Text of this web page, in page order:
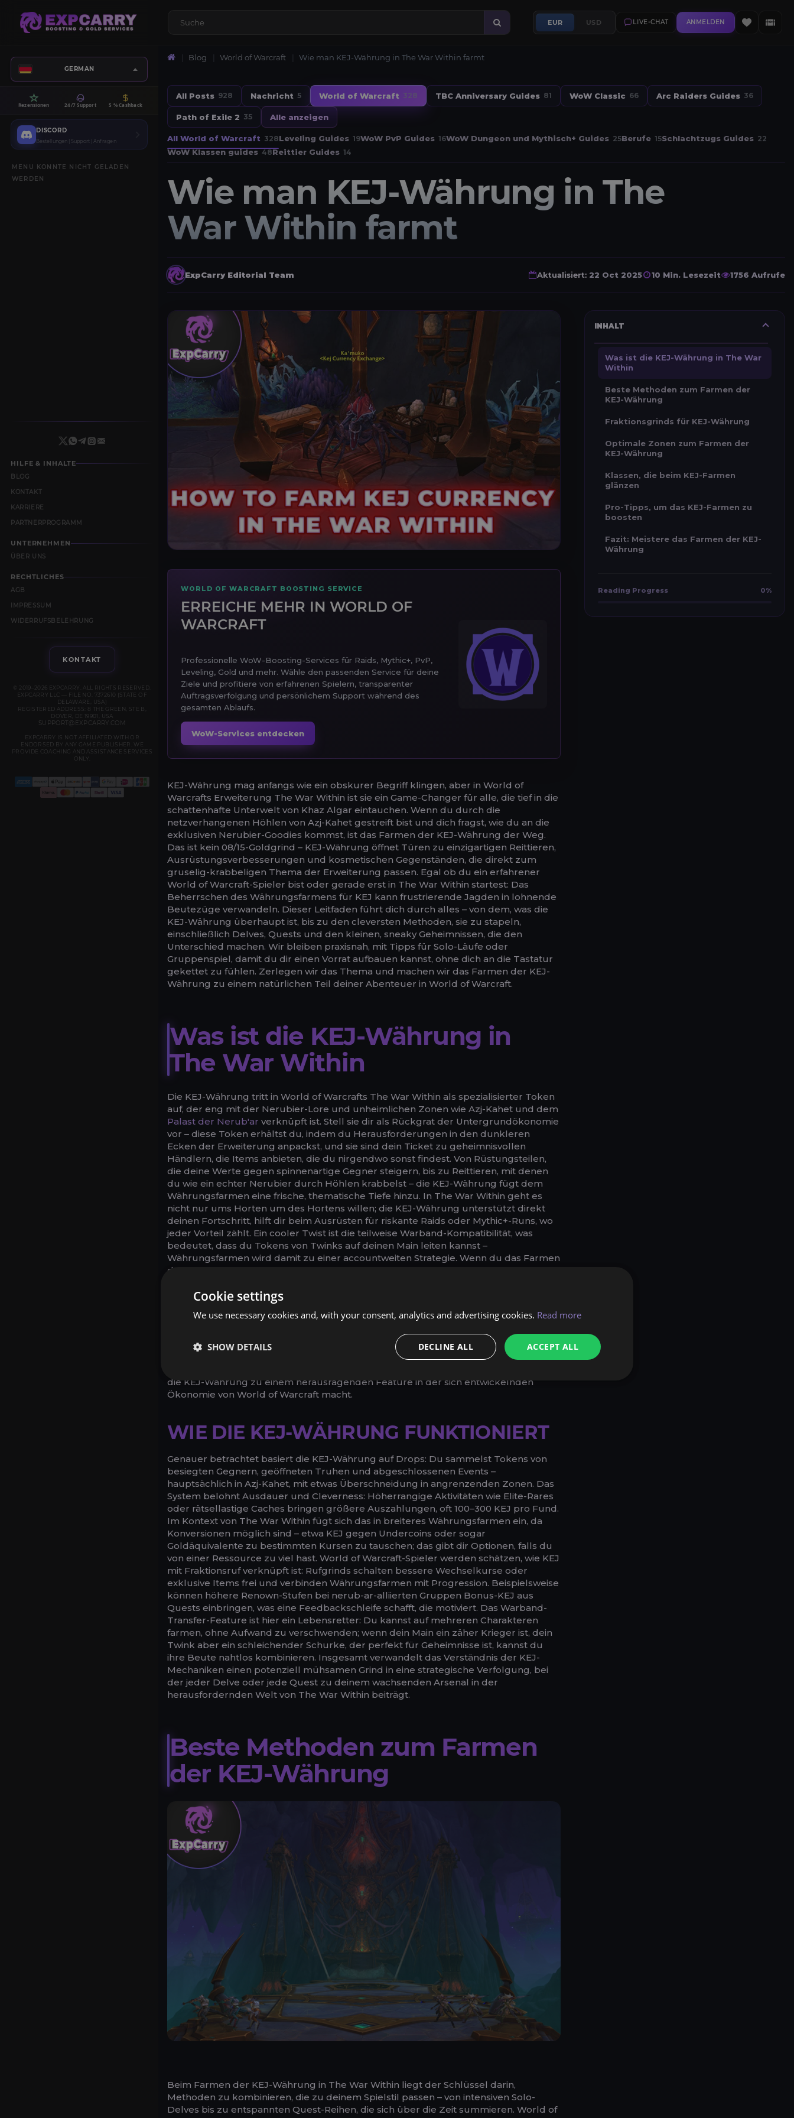
EUR USD LIVE-CHAT ANMELDEN
GERMAN
Rezensionen 24/7 Support 5 % Cashback
DISCORD
Bestellungen | Support | Anfragen
MENU KONNTE NICHT GELADEN
WERDEN
HILFE & INHALTE
BLOG
KONTAKT
KARRIERE
PARTNERPROGRAMM
UNTERNEHMEN
ÜBER UNS
RECHTLICHES
AGB
IMPRESSUM
WIDERRUFSBELEHRUNG
KONTAKT
© 2019–2026 EXPCARRY. ALL RIGHTS RESERVED.
EXPCARRY LLC — FILE NO. 7372610 (STATE OF
DELAWARE, USA)
REGISTERED ADDRESS: 8 THE GREEN, STE B,
DOVER, DE 19901, USA
SUPPORT@EXPCARRY.COM
EXPCARRY IS NOT AFFILIATED WITH OR
ENDORSED BY ANY GAME PUBLISHER. WE
PROVIDE COACHING AND ASSISTANCE SERVICES
ONLY.
Blog World of Warcraft Wie man KEJ-Währung in The War Within farmt
All Posts 928 Nachricht 5 World of Warcraft 328 TBC Anniversary Guides 81 WoW Classic 66 Arc Raiders Guides 36
Path of Exile 2 35 Alle anzeigen
All World of Warcraft 328Leveling Guides 19WoW PvP Guides 16WoW Dungeon und Mythisch+ Guides 25Berufe 15Schlachtzugs Guides 22
WoW Klassen guides 48Reittier Guides 14
Wie man KEJ-Währung in The
War Within farmt
ExpCarry Editorial Team Aktualisiert: 22 Oct 2025 10 Min. Lesezeit 1756 Aufrufe
WORLD OF WARCRAFT BOOSTING SERVICE
ERREICHE MEHR IN WORLD OF
WARCRAFT
Professionelle WoW-Boosting-Services für Raids, Mythic+, PvP,
Leveling, Gold und mehr. Wähle den passenden Service für deine
Ziele und profitiere von erfahrenen Spielern, transparenter
Auftragsverfolgung und persönlichem Support während des
gesamten Ablaufs.
WoW-Services entdecken
KEJ-Währung mag anfangs wie ein obskurer Begriff klingen, aber in World of
Warcrafts Erweiterung The War Within ist sie ein Game-Changer für alle, die tief in die
schattenhafte Unterwelt von Khaz Algar eintauchen. Wenn du durch die
netzverhangenen Höhlen von Azj-Kahet gestreift bist und dich fragst, wie du an die
exklusiven Nerubier-Goodies kommst, ist das Farmen der KEJ-Währung der Weg.
Das ist kein 08/15-Goldgrind – KEJ-Währung öffnet Türen zu einzigartigen Reittieren,
Ausrüstungsverbesserungen und kosmetischen Gegenständen, die direkt zum
gruselig-krabbeligen Thema der Erweiterung passen. Egal ob du ein erfahrener
World of Warcraft-Spieler bist oder gerade erst in The War Within startest: Das
Beherrschen des Währungsfarmens für KEJ kann frustrierende Jagden in lohnende
Beutezüge verwandeln. Dieser Leitfaden führt dich durch alles – von dem, was die
KEJ-Währung überhaupt ist, bis zu den cleversten Methoden, sie zu stapeln,
einschließlich Delves, Quests und den kleinen, sneaky Geheimnissen, die den
Unterschied machen. Wir bleiben praxisnah, mit Tipps für Solo-Läufe oder
Gruppenspiel, damit du dir einen Vorrat aufbauen kannst, ohne dich an die Tastatur
gekettet zu fühlen. Zerlegen wir das Thema und machen wir das Farmen der KEJ-
Währung zu einem natürlichen Teil deiner Abenteuer in World of Warcraft.
Was ist die KEJ-Währung in
The War Within
Die KEJ-Währung tritt in World of Warcrafts The War Within als spezialisierter Token
auf, der eng mit der Nerubier-Lore und unheimlichen Zonen wie Azj-Kahet und dem
Palast der Nerub'ar verknüpft ist. Stell sie dir als Rückgrat der Untergrundökonomie
vor – diese Token erhältst du, indem du Herausforderungen in den dunkleren
Ecken der Erweiterung anpackst, und sie sind dein Ticket zu geheimnisvollen
Händlern, die Items anbieten, die du nirgendwo sonst findest. Von Rüstungsteilen,
die deine Werte gegen spinnenartige Gegner steigern, bis zu Reittieren, mit denen
du wie ein echter Nerubier durch Höhlen krabbelst – die KEJ-Währung fügt dem
Währungsfarmen eine frische, thematische Tiefe hinzu. In The War Within geht es
nicht nur ums Horten um des Hortens willen; die KEJ-Währung unterstützt direkt
deinen Fortschritt, hilft dir beim Ausrüsten für riskante Raids oder Mythic+-Runs, wo
jeder Vorteil zählt. Ein cooler Twist ist die teilweise Warband-Kompatibilität, was
bedeutet, dass du Tokens von Twinks auf deinen Main leiten kannst –
Währungsfarmen wird damit zu einer accountweiten Strategie. Wenn du das Farmen
der KEJ-Währung ignorierst, verpasst du möglicherweise die stimmungsvollen
etwa Transmogs, die von antiken Nerubier-Artefakten inspiriert sind, oder Haustiere,
Händler tauschen KEJ gegen Waren ein – beginnend bei etwa 500 Tokens für
Einstiegszeug bis hin zu 2.000 oder mehr für die richtig hochwertigen Stücke – und
du kannst überschüssige KEJ sogar in andere Ressourcen umwandeln, um flexibel
zu bleiben. Dieses System ermutigt zu einer Mischung aus Risiko und Belohnung:
die KEJ-Währung zu einem herausragenden Feature in der sich entwickelnden
Ökonomie von World of Warcraft macht.
WIE DIE KEJ-WÄHRUNG FUNKTIONIERT
Genauer betrachtet basiert die KEJ-Währung auf Drops: Du sammelst Tokens von
besiegten Gegnern, geöffneten Truhen und abgeschlossenen Events –
hauptsächlich in Azj-Kahet, mit etwas Überschneidung in angrenzenden Zonen. Das
System belohnt Ausdauer und Cleverness: Höherrangige Aktivitäten wie Elite-Rares
oder rätsellastige Caches bringen größere Auszahlungen, oft 100–300 KEJ pro Fund.
Im Kontext von The War Within fügt sich das in breiteres Währungsfarmen ein, da
Konversionen möglich sind – etwa KEJ gegen Undercoins oder sogar
Goldäquivalente zu bestimmten Kursen zu tauschen; das gibt dir Optionen, falls du
von einer Ressource zu viel hast. World of Warcraft-Spieler werden schätzen, wie KEJ
mit Fraktionsruf verknüpft ist: Rufgrinds schalten bessere Wechselkurse oder
exklusive Items frei und verbinden Währungsfarmen mit Progression. Beispielsweise
können höhere Renown-Stufen bei nerub-ar-alliierten Gruppen Bonus-KEJ aus
Quests einbringen, was eine Feedbackschleife schafft, die motiviert. Das Warband-
Transfer-Feature ist hier ein Lebensretter: Du kannst auf mehreren Charakteren
farmen, ohne Aufwand zu verschwenden; wenn dein Main ein zäher Krieger ist, dein
Twink aber ein schleichender Schurke, der perfekt für Geheimnisse ist, kannst du
ihre Beute nahtlos kombinieren. Insgesamt verwandelt das Verständnis der KEJ-
Mechaniken einen potenziell mühsamen Grind in eine strategische Verfolgung, bei
der jeder Delve oder jede Quest zu deinem wachsenden Arsenal in der
herausfordernden Welt von The War Within beiträgt.
Beste Methoden zum Farmen
der KEJ-Währung
Beim Farmen der KEJ-Währung in The War Within liegt der Schlüssel darin,
Methoden zu kombinieren, die zu deinem Spielstil passen – von intensiven Solo-
Delves bis zu entspannten Quest-Reihen, die sich über die Zeit summieren. World of
INHALT
Was ist die KEJ-Währung in The War
Within
Beste Methoden zum Farmen der
KEJ-Währung
Fraktionsgrinds für KEJ-Währung
Optimale Zonen zum Farmen der
KEJ-Währung
Klassen, die beim KEJ-Farmen
glänzen
Pro-Tipps, um das KEJ-Farmen zu
boosten
Fazit: Meistere das Farmen der KEJ-
Währung
Reading Progress 0%
Cookie settings
We use necessary cookies and, with your consent, analytics and advertising cookies. Read more
ACCEPT ALL
DECLINE ALL
SHOW DETAILS